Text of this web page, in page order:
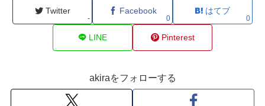
Twitter
-
Facebook
0
はてブ
0
LINE Pinterest
akiraをフォローする